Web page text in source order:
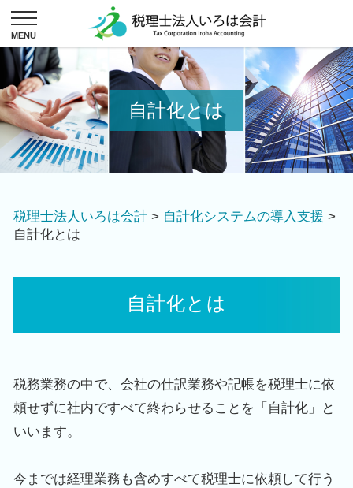
自計化とは
税理士法人いろは会計 > 自計化システムの導入支援 >
自計化とは
自計化とは
税務業務の中で、会社の仕訳業務や記帳を税理士に依
頼せずに社内ですべて終わらせることを「自計化」と
いいます。
今までは経理業務も含めすべて税理士に依頼して行う